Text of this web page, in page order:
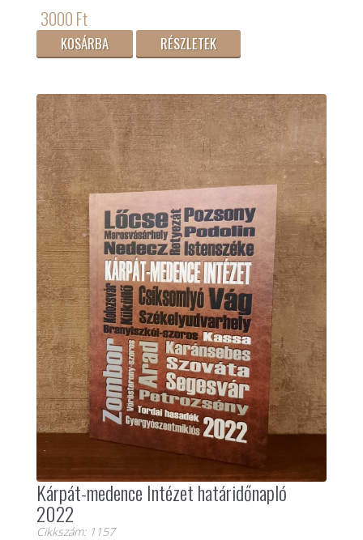
3000 Ft
KOSÁRBA RÉSZLETEK
Kárpát-medence Intézet határidőnapló
2022
Cikkszám: 1157